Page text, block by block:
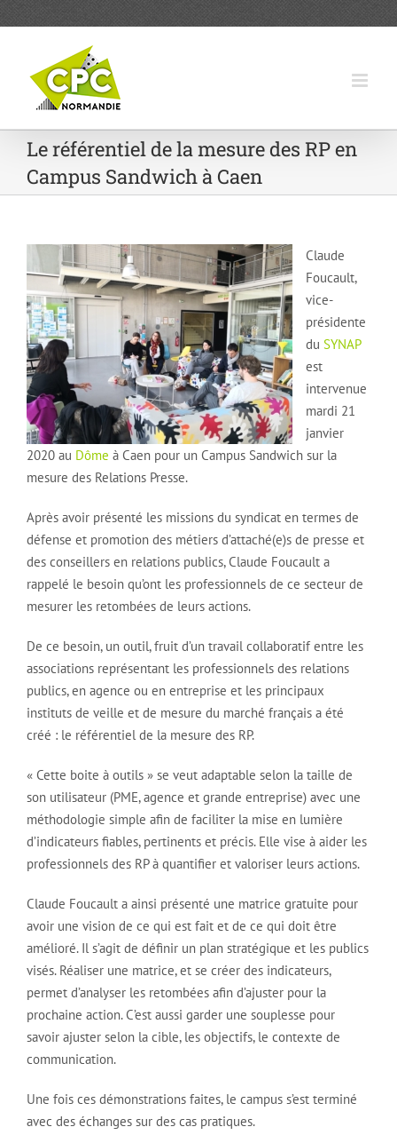
Le référentiel de la mesure des RP en
Campus Sandwich à Caen
Claude
Foucault,
vice-
présidente
du SYNAP
est
intervenue
mardi 21
janvier
2020 au Dôme à Caen pour un Campus Sandwich sur la
mesure des Relations Presse.
Après avoir présenté les missions du syndicat en termes de
défense et promotion des métiers d’attaché(e)s de presse et
des conseillers en relations publics, Claude Foucault a
rappelé le besoin qu’ont les professionnels de ce secteur de
mesurer les retombées de leurs actions.
De ce besoin, un outil, fruit d’un travail collaboratif entre les
associations représentant les professionnels des relations
publics, en agence ou en entreprise et les principaux
instituts de veille et de mesure du marché français a été
créé : le référentiel de la mesure des RP.
« Cette boite à outils » se veut adaptable selon la taille de
son utilisateur (PME, agence et grande entreprise) avec une
méthodologie simple afin de faciliter la mise en lumière
d’indicateurs fiables, pertinents et précis. Elle vise à aider les
professionnels des RP à quantifier et valoriser leurs actions.
Claude Foucault a ainsi présenté une matrice gratuite pour
avoir une vision de ce qui est fait et de ce qui doit être
amélioré. Il s’agit de définir un plan stratégique et les publics
visés. Réaliser une matrice, et se créer des indicateurs,
permet d’analyser les retombées afin d’ajuster pour la
prochaine action. C’est aussi garder une souplesse pour
savoir ajuster selon la cible, les objectifs, le contexte de
communication.
Une fois ces démonstrations faites, le campus s’est terminé
avec des échanges sur des cas pratiques.